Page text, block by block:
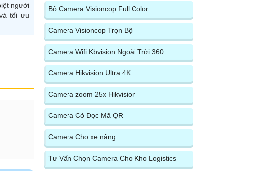
người
tối ưu
Bộ Camera Visioncop Full Color
Camera Visioncop Trọn Bộ
Camera Wifi Kbvision Ngoài Trời 360
Camera Hikvision Ultra 4K
Camera zoom 25x Hikvision
Camera Có Đọc Mã QR
Camera Cho xe nâng
Tư Vấn Chọn Camera Cho Kho Logistics